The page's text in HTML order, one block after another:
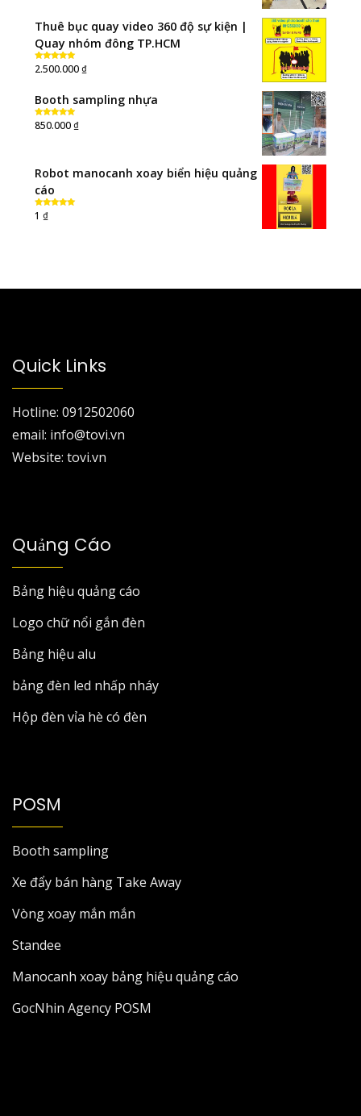
Thuê bục quay video 360 độ sự kiện |
Quay nhóm đông TP.HCM
Rated5.00
out of 5
2.500.000₫
Booth sampling nhựa
Rated5.00
out of 5
850.000₫
Robot manocanh xoay biển hiệu quảng
cáo
Rated
out of 5
1 ₫
Quick Links
Hotline: 0912502060
email: info@tovi.vn
Website: tovi.vn
Quảng Cáo
Bảng hiệu quảng cáo
Logo chữ nổi gắn đèn
Bảng hiệu alu
bảng đèn led nhấp nháy
Hộp đèn vỉa hè có đèn
POSM
Booth sampling
Xe đẩy bán hàng Take Away
Vòng xoay mắn mắn
Standee
Manocanh xoay bảng hiệu quảng cáo
GocNhin Agency POSM